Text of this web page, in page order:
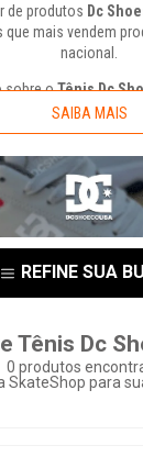
de produtos Dc
mais vendem
nacional.
sobre oTênis Dc
e sair por ai causando
SAIBA MAIS
REFINE SUA
Tênis Dc
0 produtos
SkateShop para